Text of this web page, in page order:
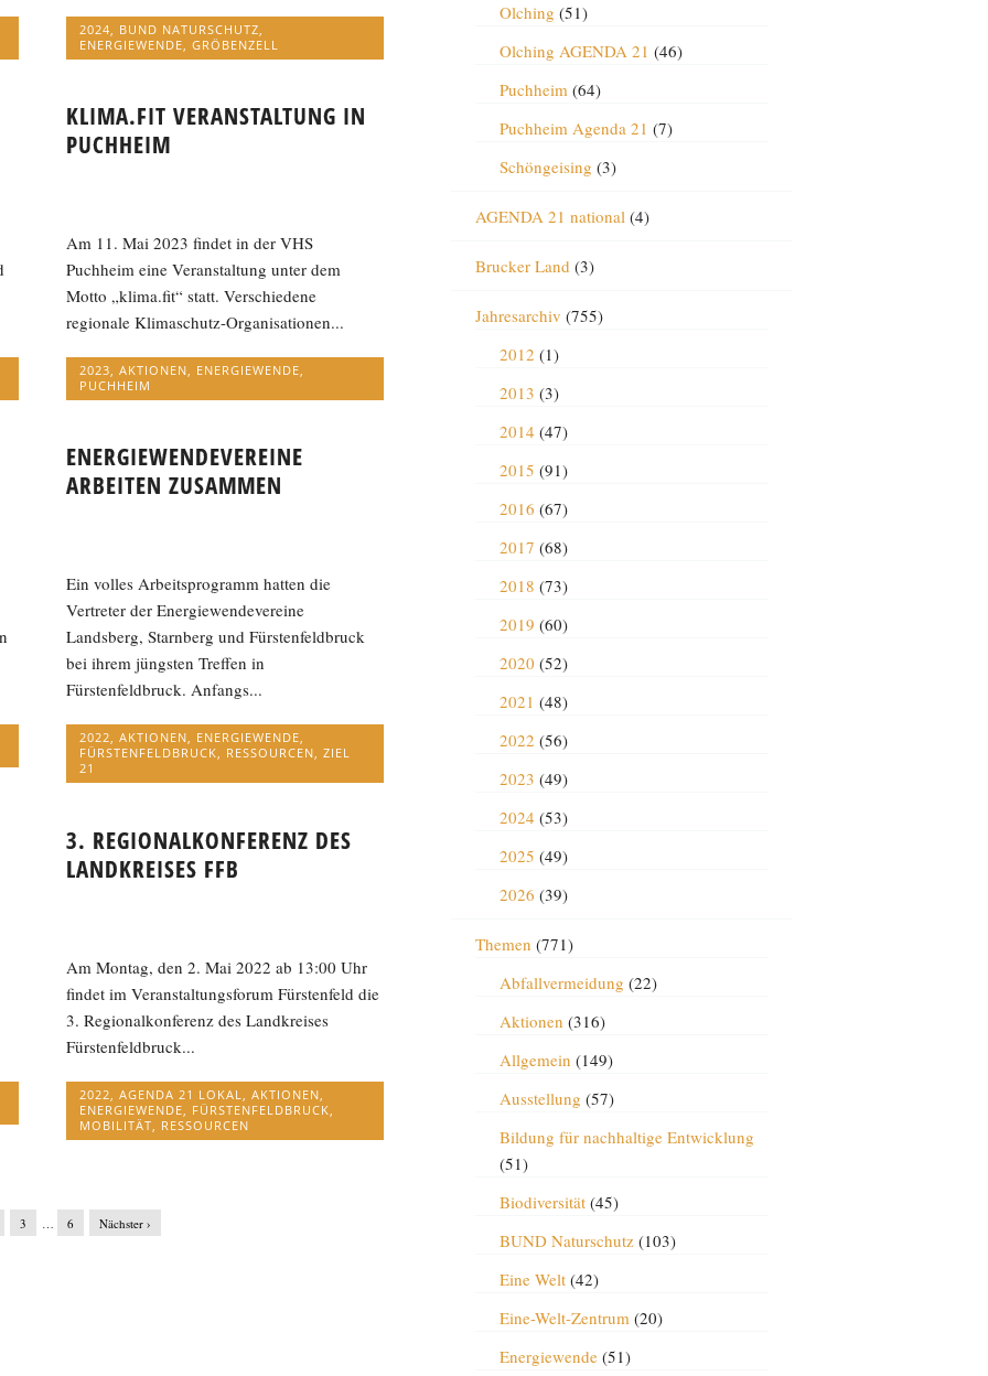
2024 BUND NATURSCHUTZ
ENERGIEWENDE ,GRÖBENZELL
KLIMA.FIT VERANSTALTUNG IN
PUCHHEIM
Am 11. Mai 2023 findet in der VHS
Puchheim eine Veranstaltung unter dem
Motto „klima.fit“ statt. Verschiedene
regionale Klimaschutz-Organisationen...
2023,AKTIONEN, ENERGIEWENDE,
PUCHHEIM
ENERGIEWENDEVEREINE
ARBEITEN ZUSAMMEN
Ein volles Arbeitsprogramm hatten die
Vertreter der Energiewendevereine
Landsberg, Starnberg und Fürstenfeldbruck
bei ihrem jüngsten Treffen in
Fürstenfeldbruck. Anfangs...
2022,AKTIONEN, ENERGIEWENDE,
FÜRSTENFELDBRUCK, RESSOURCEN,ZIEL
21
3. REGIONALKONFERENZ DES
LANDKREISES FFB
Am Montag, den 2. Mai 2022 ab 13:00 Uhr
findet im Veranstaltungsforum Fürstenfeld die
3. Regionalkonferenz des Landkreises
Fürstenfeldbruck...
2022 ,AGENDA 21 LOKAL ,AKTIONEN
ENERGIEWENDE
FÜRSTENFELDBRUCK
MOBILITÄT
RESSOURCEN
3 … 6 Nächster ›
Olching (51)
Olching AGENDA 21 (46)
Puchheim(64)
Puchheim Agenda 21 (7)
Schöngeising (3)
AGENDA 21 national(4)
Brucker Land (3)
Jahresarchiv (755)
2012 (1)
2013 (3)
2014 (47)
2015 (91)
2016 (67)
2017 (68)
2018 (73)
2019 (60)
2020 (52)
2021 (48)
2022 (56)
2023 (49)
2024 (53)
2025 (49)
2026 (39)
Themen (771)
Abfallvermeidung (22)
Aktionen (316)
Allgemein (149)
Ausstellung (57)
Bildung für nachhaltige Entwicklung
(51)
Biodiversität(45)
BUND Naturschutz(103)
Eine Welt(42)
Eine-Welt-Zentrum(20)
Energiewende(51)